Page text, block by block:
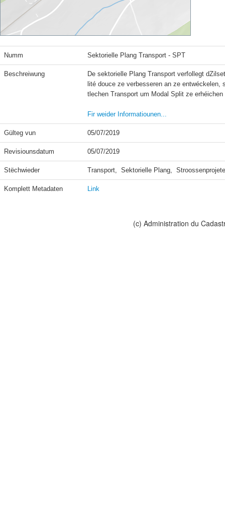
Numm Sektorielle Plang Transport - SPT
Beschreiwung
De sektorielle Plang Transport verfollegt
lité douce ze verbesseren an ze
tlechen Transport um Modal Split ze erhéichen
Fir weider Informatiounen...
Gülteg vun 05/07/2019
Revisiounsdatum 05/07/2019
Stëchwieder Transport,  Sektorielle Plang,
Komplett Metadaten Link
(c) Administration du